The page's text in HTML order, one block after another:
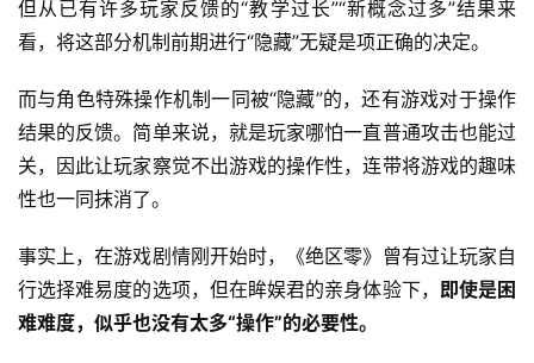
但从已有许多玩家反馈的“教学过长”“新概念过多”结果来
看，将这部分机制前期进行“隐藏”无疑是项正确的决定。
而与角色特殊操作机制一同被“隐藏”的，还有游戏对于操作
结果的反馈。简单来说，就是玩家哪怕一直普通攻击也能过
关，因此让玩家察觉不出游戏的操作性，连带将游戏的趣味
性也一同抹消了。
事实上，在游戏剧情刚开始时，《绝区零》曾有过让玩家自
行选择难易度的选项，但在眸娱君的亲身体验下， 即使是困
难难度，似乎也没有太多“操作”的必要性。